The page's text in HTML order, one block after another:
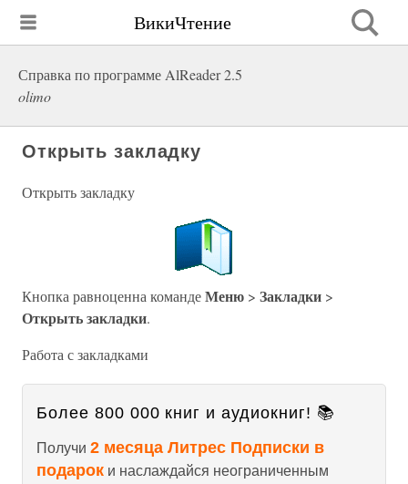
ВикиЧтение
Справка по программе AlReader 2.5
olimo
Открыть закладку
Открыть закладку
Кнопка равноценна командеМеню > Закладки >
Открыть закладки.
Работа с закладками
Более 800 000 книг и аудиокниг! 📚
Получи 2 месяца Литрес Подписки в
подарок и наслаждайся неограниченным